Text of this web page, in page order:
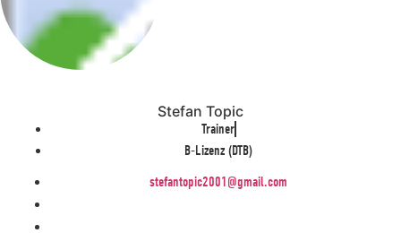
Stefan Topic
Trainer
B-Lizenz (DTB)
stefantopic2001@gmail.com